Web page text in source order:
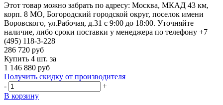
Этот товар можно забрать по адресу: Москва, МКАД 43 км,
корп. 8 МО, Богородский городской округ, поселок имени
Воровского, ул.Рабочая, д.31 с 9:00 до 18:00. Уточняйте
наличие, либо сроки поставки у менеджера по телефону +7
(495) 118-3-228
286 720 руб
Купить 4 шт. за
1 146 880 руб
Получить скидку от производителя
-
+
В корзину